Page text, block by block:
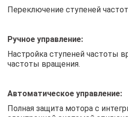
Переключение ступеней
Ручное управление:
Настройка ступеней частоты
частоты вращения.
Автоматическое управление:
Полная защита мотора с